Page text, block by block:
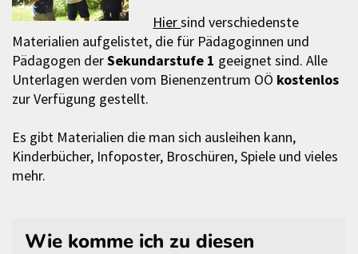
Hiersind verschiedenste
Materialien aufgelistet, die für Pädagoginnen und
Pädagogen derSekundarstufe 1 geeignet sind. Alle
Unterlagen werden vom Bienenzentrum OÖ kostenlos
zur Verfügung gestellt.
Es gibt Materialien die man sich ausleihen kann,
Kinderbücher, Infoposter, Broschüren, Spiele und vieles
mehr.
Wie komme ich zu diesen